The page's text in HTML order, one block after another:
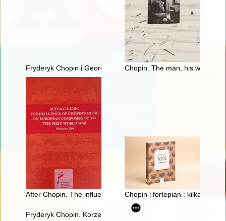
Fryderyk Chopin i George Sand w oczach polskich biografów i
Chopin. The man, his work
After Chopin. The influence of Chopin's music on European
Chopin i fortepian : kilka uwag
Fryderyk Chopin. Korzenie